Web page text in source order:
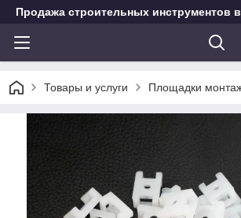
Продажа строительных инструментов
Товары и услуги Площадки